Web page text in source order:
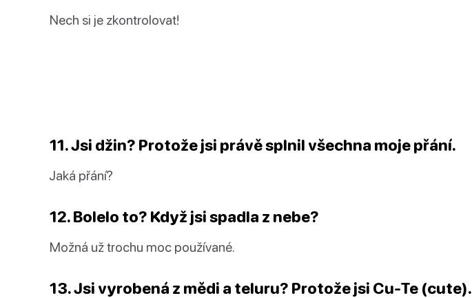
Nech si je zkontrolovat!
11. Jsi džin? Protože jsi právě splnil všechna moje přání.
Jaká přání?
12. Bolelo to? Když jsi spadla z nebe?
Možná už trochu moc používané.
13. Jsi vyrobená z mědi a teluru? Protože jsi Cu-Te (cute).